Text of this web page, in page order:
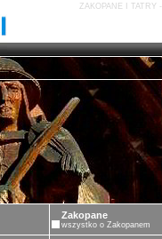
ZAKOPANE I TATRY
Zakopane
wszystko o Zakopanem